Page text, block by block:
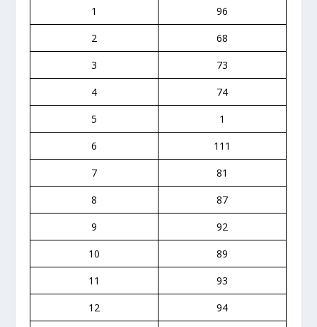
1
96
2
68
3
73
4
74
5
1
6
111
7
81
8
87
9
92
10
89
11
93
12
94